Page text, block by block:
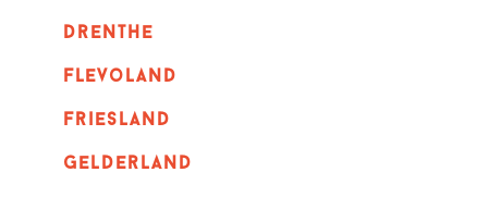
Drenthe
Flevoland
Friesland
Gelderland